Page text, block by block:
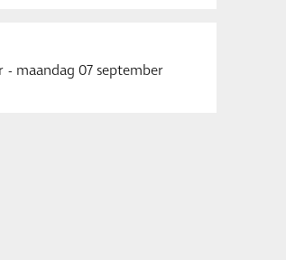
- maandag 07 september